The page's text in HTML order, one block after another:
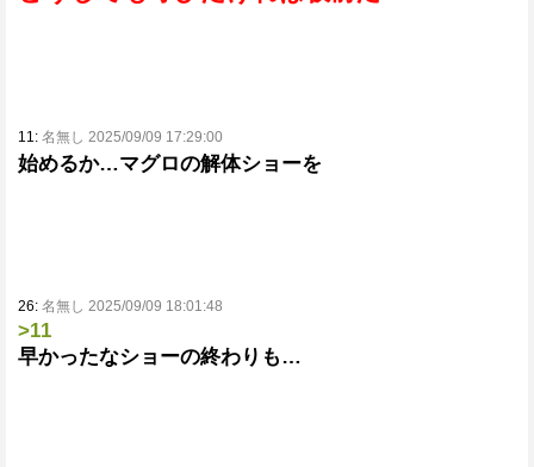
11: 名無し 2025/09/09 17:29:00
始めるか…マグロの解体ショーを
26: 名無し 2025/09/09 18:01:48
>11
早かったなショーの終わりも…